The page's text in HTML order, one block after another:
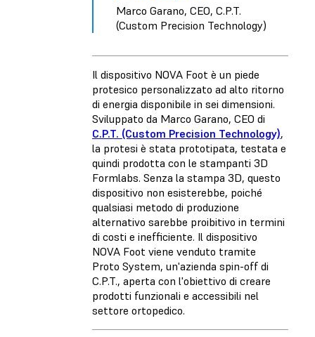
Marco Garano, CEO, C.P.T.
(Custom Precision Technology)
Il dispositivo NOVA Foot è un piede
protesico personalizzato ad alto ritorno
di energia disponibile in sei dimensioni.
Sviluppato da Marco Garano, CEO di
C.P.T. (Custom Precision Technology),
la protesi è stata prototipata, testata e
quindi prodotta con le stampanti 3D
Formlabs. Senza la stampa 3D, questo
dispositivo non esisterebbe, poiché
qualsiasi metodo di produzione
alternativo sarebbe proibitivo in termini
di costi e inefficiente. Il dispositivo
NOVA Foot viene venduto tramite
Proto System, un'azienda spin-off di
C.P.T., aperta con l'obiettivo di creare
prodotti funzionali e accessibili nel
settore ortopedico.